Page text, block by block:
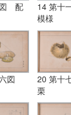
図 配
14 第十
模様
図
20 第十
栗